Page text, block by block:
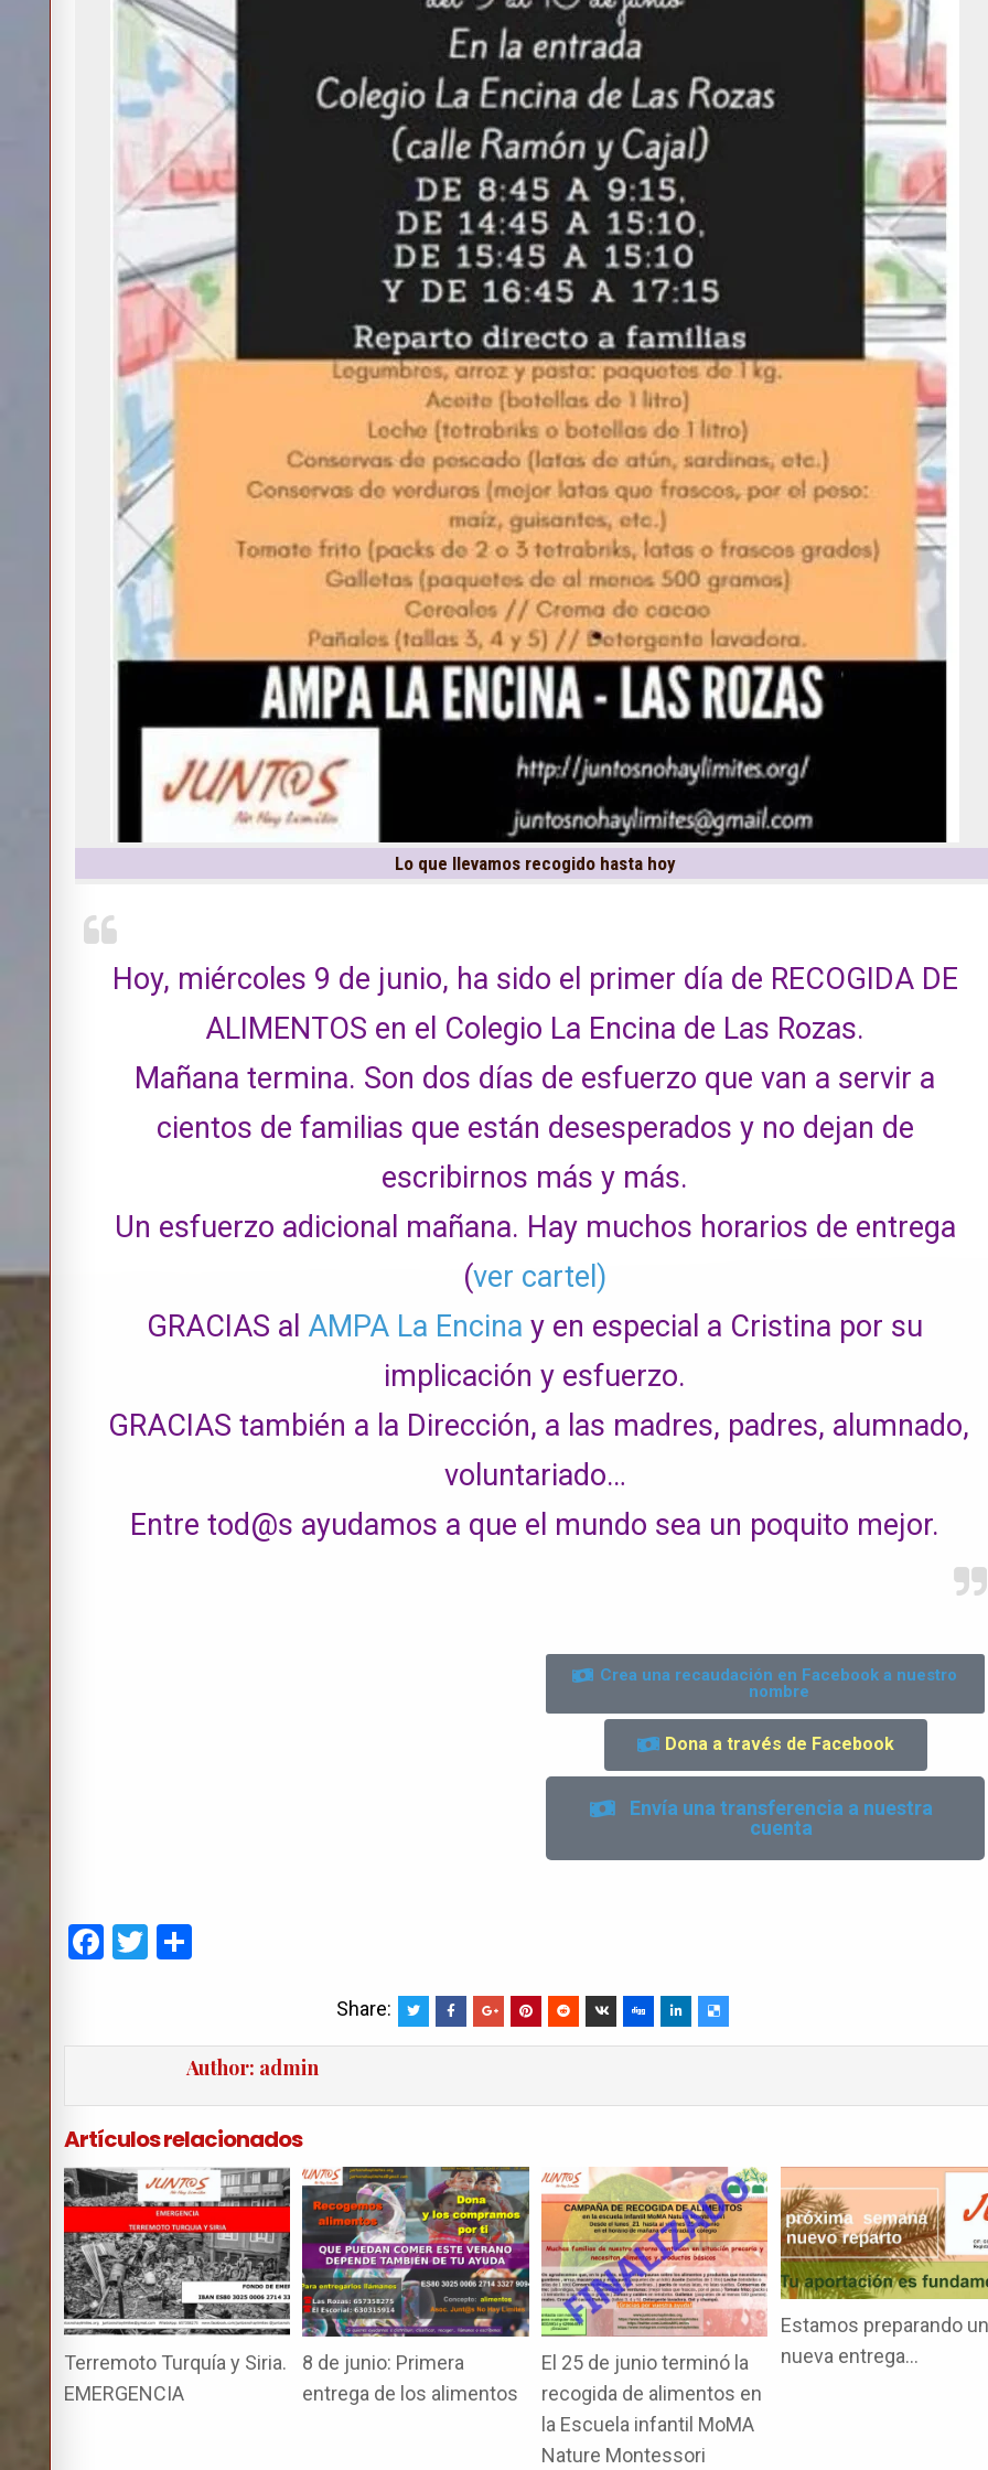
Lo que llevamos recogido hasta hoy
Hoy, miércoles 9 de junio, ha sido el primer día de RECOGIDA DE
ALIMENTOS en el Colegio La Encina de Las Rozas.
Mañana termina. Son dos días de esfuerzo que van a servir a
cientos de familias que están desesperados y no dejan de
escribirnos más y más.
Un esfuerzo adicional mañana. Hay muchos horarios de entrega
(ver cartel)
GRACIAS al AMPA La Encina y en especial a Cristina por su
implicación y esfuerzo.
GRACIAS también a la Dirección, a las madres, padres, alumnado,
voluntariado…
Entre tod@s ayudamos a que el mundo sea un poquito mejor.
Crea una recaudación en Facebook a nuestro
nombre
Dona a través de Facebook
Envía una transferencia a nuestra
cuenta
F
b
o
k
T
er
C
p
ar
tir
Share:
Author: admin
Artículos relacionados
Terremoto Turquía y Siria.
EMERGENCIA
8 de junio: Primera
entrega de los alimentos
El 25 de junio terminó la
recogida de alimentos en
la Escuela infantil MoMA
Nature Montessori
Estamos preparando
nueva entrega…